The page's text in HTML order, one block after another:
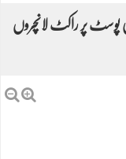
پوسٹ پر راکٹ لانچروں